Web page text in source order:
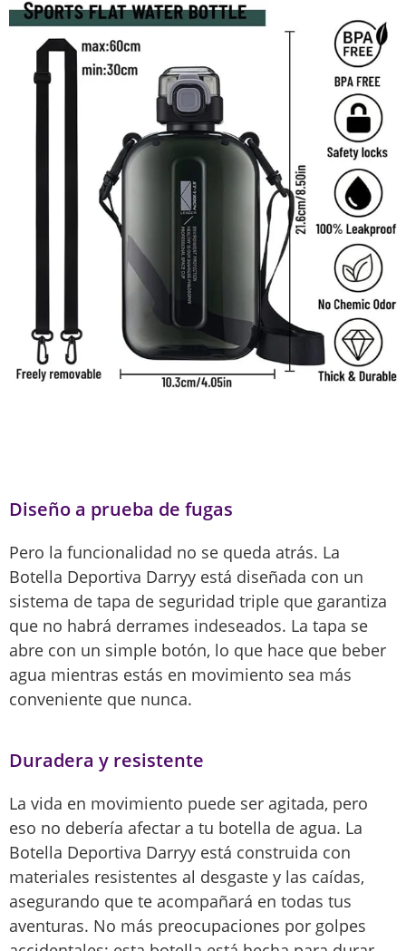
Diseño a prueba de fugas
Pero la funcionalidad no se queda atrás. La
Botella Deportiva Darryy está diseñada con un
sistema de tapa de seguridad triple que garantiza
que no habrá derrames indeseados. La tapa se
abre con un simple botón, lo que hace que beber
agua mientras estás en movimiento sea más
conveniente que nunca.
Duradera y resistente
La vida en movimiento puede ser agitada, pero
eso no debería afectar a tu botella de agua. La
Botella Deportiva Darryy está construida con
materiales resistentes al desgaste y las caídas,
asegurando que te acompañará en todas tus
aventuras. No más preocupaciones por golpes